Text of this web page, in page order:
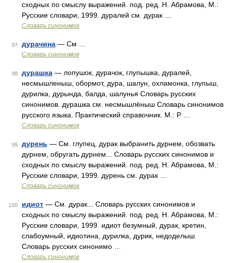
сходных по смыслу выражений. под. ред. Н. Абрамова, М.:
Русские словари, 1999. дуралей см. дурак …
Словарь синонимов
97 дурачина — См …
Словарь синонимов
98 дурашка — лопушок, дурачок, глупышка, дуралей,
несмышленыш, обормот, дура, шалун, охламонка, глупыш,
дурилка, дурында, балда, шалунья Словарь русских
синонимов. дурашка см. несмышлёныш Словарь синонимов
русского языка. Практический справочник. М.: Р …
Словарь синонимов
99 дурень — См. глупец, дурак выбранить дурнем, обозвать
дурнем, обругать дурнем... Словарь русских синонимов и
сходных по смыслу выражений. под. ред. Н. Абрамова, М.:
Русские словари, 1999. дурень см. дурак …
Словарь синонимов
100 идиот — См. дурак... Словарь русских синонимов и
сходных по смыслу выражений. под. ред. Н. Абрамова, М.:
Русские словари, 1999. идиот безумный, дурак, кретин,
слабоумный, идиотина, дурилка, дурик, недоделыш
Словарь русских синонимо …
Словарь синонимов